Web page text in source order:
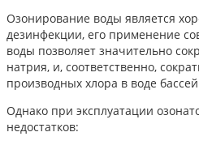
Озонирование воды является
дезинфекции, его применение
воды позволяет значительно
натрия, и, соответственно,
производных хлора в воде
Однако при эксплуатации
недостатков: